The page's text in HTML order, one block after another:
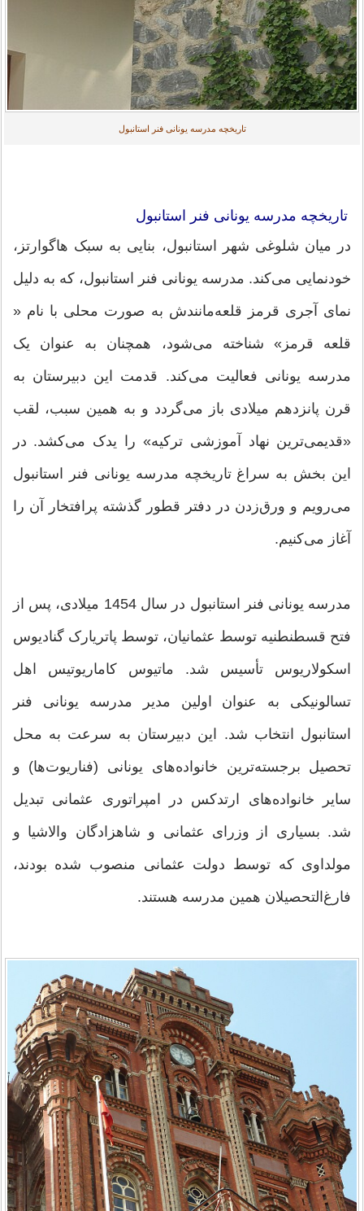
تاریخچه مدرسه یونانی فنر استانبول
تاریخچه مدرسه یونانی فنر استانبول
در میان شلوغی شهر استانبول، بنایی به سبک هاگوارتز،
خودنمایی می‌کند. مدرسه یونانی فنر استانبول، که به دلیل
نمای آجری قرمز قلعه‌مانندش به صورت محلی با نام «
قلعه قرمز» شناخته می‌شود، همچنان به عنوان یک
مدرسه یونانی فعالیت می‌کند. قدمت این دبیرستان به
قرن پانزدهم میلادی باز می‌گردد و به همین سبب، لقب
«قدیمی‌ترین نهاد آموزشی ترکیه» را یدک می‌کشد. در
این بخش به سراغ تاریخچه مدرسه یونانی فنر استانبول
می‌رویم و ورق‌زدن در دفتر قطور گذشته پرافتخار آن را
آغاز می‌کنیم.
مدرسه یونانی فنر استانبول در سال 1454 میلادی، پس از
فتح قسطنطنیه توسط عثمانیان، توسط پاتریارک گنادیوس
اسکولاریوس تأسیس شد. ماتیوس کاماریوتیس اهل
تسالونیکی به عنوان اولین مدیر مدرسه یونانی فنر
استانبول انتخاب شد. این دبیرستان به سرعت به محل
تحصیل برجسته‌ترین خانواده‌های یونانی (فناریوت‌ها) و
سایر خانواده‌های ارتدکس در امپراتوری عثمانی تبدیل
شد. بسیاری از وزرای عثمانی و شاهزادگان والاشیا و
مولداوی که توسط دولت عثمانی منصوب شده بودند،
فارغ‌التحصیلان همین مدرسه هستند.